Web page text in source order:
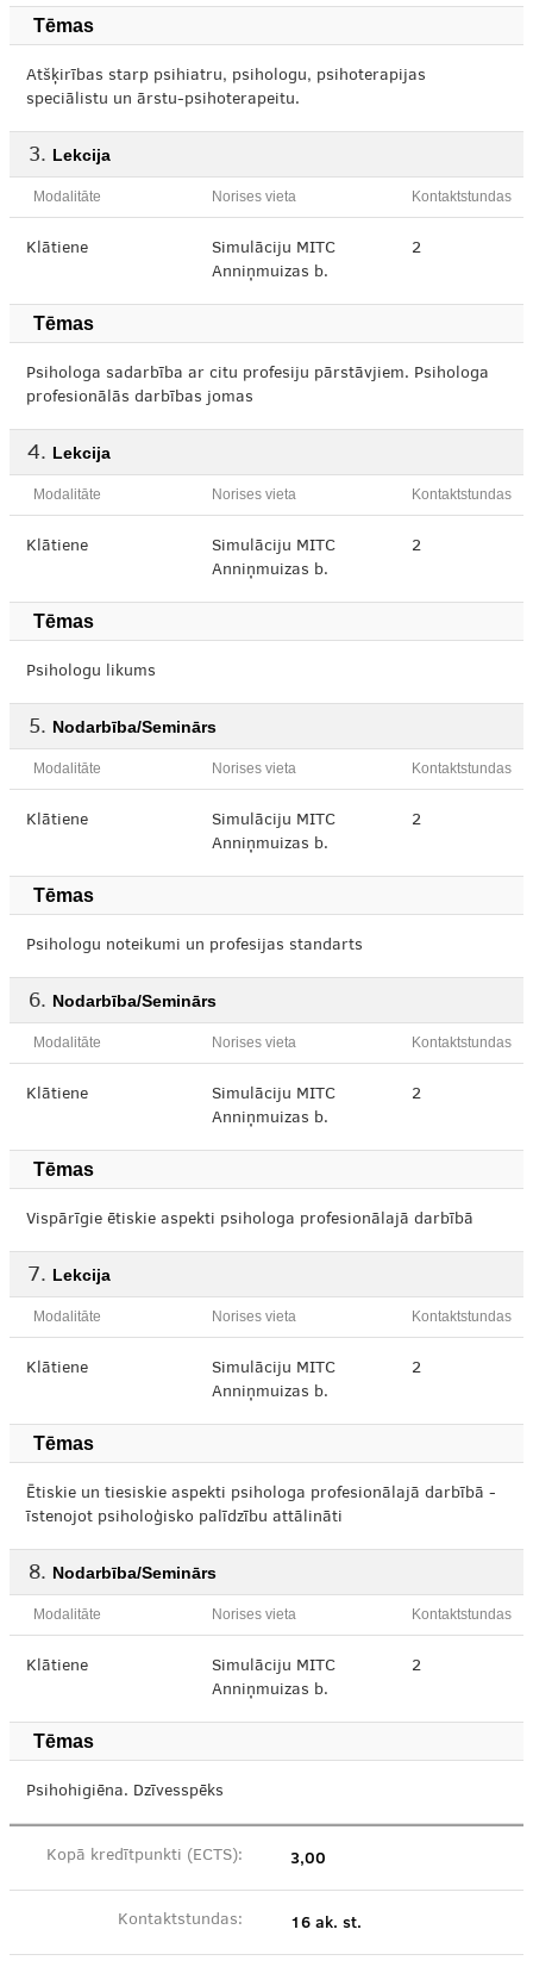
Tēmas
Atšķirības starp psihiatru, psihologu, psihoterapijas
speciālistu un ārstu-psihoterapeitu.
Lekcija
Modalitāte Norises vieta Kontaktstundas
Klātiene
Simulāciju MITC
Anniņmuizas b.
2
Tēmas
Psihologa sadarbība ar citu profesiju pārstāvjiem. Psihologa
profesionālās darbības jomas
Lekcija
Modalitāte Norises vieta Kontaktstundas
Klātiene
Simulāciju MITC
Anniņmuizas b.
2
Tēmas
Psihologu likums
Nodarbība/Seminārs
Modalitāte Norises vieta Kontaktstundas
Klātiene
Simulāciju MITC
Anniņmuizas b.
2
Tēmas
Psihologu noteikumi un profesijas standarts
Nodarbība/Seminārs
Modalitāte Norises vieta Kontaktstundas
Klātiene
Simulāciju MITC
Anniņmuizas b.
2
Tēmas
Vispārīgie ētiskie aspekti psihologa profesionālajā darbībā
Lekcija
Modalitāte Norises vieta Kontaktstundas
Klātiene
Simulāciju MITC
Anniņmuizas b.
2
Tēmas
Ētiskie un tiesiskie aspekti psihologa profesionālajā darbībā -
īstenojot psiholoģisko palīdzību attālināti
Nodarbība/Seminārs
Modalitāte Norises vieta Kontaktstundas
Klātiene
Simulāciju MITC
Anniņmuizas b.
2
Tēmas
Psihohigiēna. Dzīvesspēks
Kopā kredītpunkti (ECTS): 3,00
Kontaktstundas: 16 ak. st.